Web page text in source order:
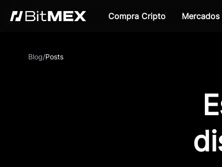
Compra Cripto Mercados
Blog/Posts